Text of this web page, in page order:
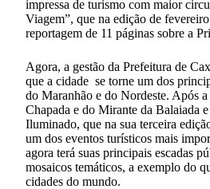
impressa de turismo com maior
Viagem”, que na edição de
reportagem de 11 páginas sobre a
Agora, a gestão da Prefeitura de
que a cidade se torne um dos
do Maranhão e do Nordeste. Após
Chapada e do Mirante da Balaiada
Iluminado, que na sua terceira
um dos eventos turísticos mais
agora terá suas principais escadas
mosaicos temáticos, a exemplo do
cidades do mundo.